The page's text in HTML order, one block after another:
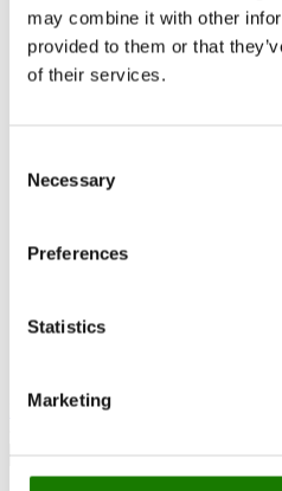
may combine it with other
provided to them or that
of their services.
Selection
Necessary
Preferences
Statistics
Marketing
Inspiration
RAIS World
Før køb
FAQ
Om RAIS
Pressefoto
Kontakt forhandler